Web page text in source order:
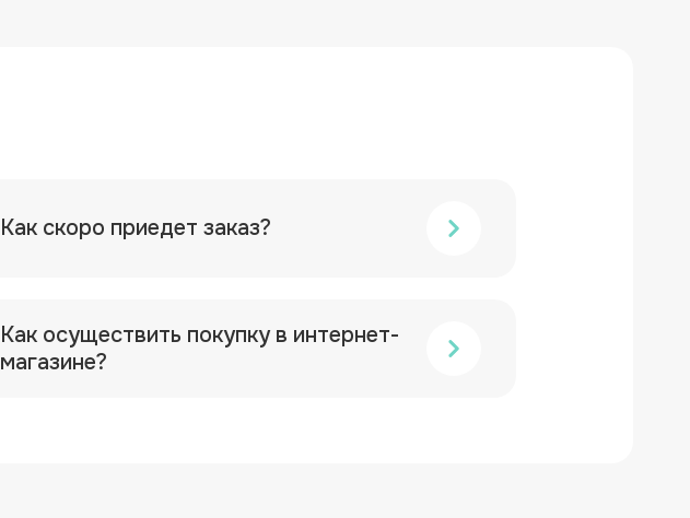
Как скоро приедет заказ?
Как осуществить покупку в интернет-
магазине?